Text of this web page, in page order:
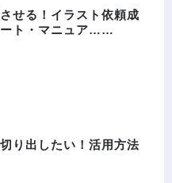
せる！イラスト依頼成
ート・マニュア……
り出したい！活用方法